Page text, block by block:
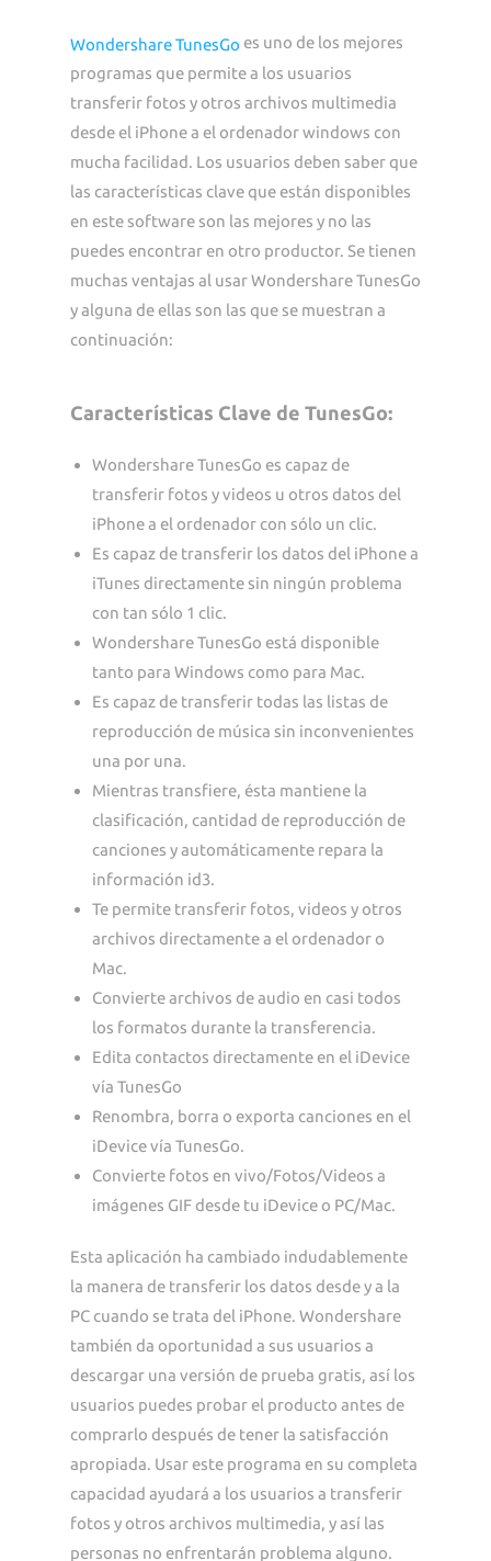
Wondershare TunesGo es uno de los mejores
programas que permite a los usuarios
transferir fotos y otros archivos multimedia
desde el iPhone a el ordenador windows con
mucha facilidad. Los usuarios deben saber que
las características clave que están disponibles
en este software son las mejores y no las
puedes encontrar en otro productor. Se tienen
muchas ventajas al usar Wondershare TunesGo
y alguna de ellas son las que se muestran a
continuación:
Características Clave de TunesGo:
Wondershare TunesGo es capaz de
transferir fotos y videos u otros datos del
iPhone a el ordenador con sólo un clic.
Es capaz de transferir los datos del iPhone a
iTunes directamente sin ningún problema
con tan sólo 1 clic.
Wondershare TunesGo está disponible
tanto para Windows como para Mac.
Es capaz de transferir todas las listas de
reproducción de música sin inconvenientes
una por una.
Mientras transfiere, ésta mantiene la
clasificación, cantidad de reproducción de
canciones y automáticamente repara la
información id3.
Te permite transferir fotos, videos y otros
archivos directamente a el ordenador o
Mac.
Convierte archivos de audio en casi todos
los formatos durante la transferencia.
Edita contactos directamente en el iDevice
vía TunesGo
Renombra, borra o exporta canciones en el
iDevice vía TunesGo.
Convierte fotos en vivo/Fotos/Videos a
imágenes GIF desde tu iDevice o PC/Mac.
Esta aplicación ha cambiado indudablemente
la manera de transferir los datos desde y a la
PC cuando se trata del iPhone. Wondershare
también da oportunidad a sus usuarios a
descargar una versión de prueba gratis, así los
usuarios puedes probar el producto antes de
comprarlo después de tener la satisfacción
apropiada. Usar este programa en su completa
capacidad ayudará a los usuarios a transferir
fotos y otros archivos multimedia, y así las
personas no enfrentarán problema alguno.